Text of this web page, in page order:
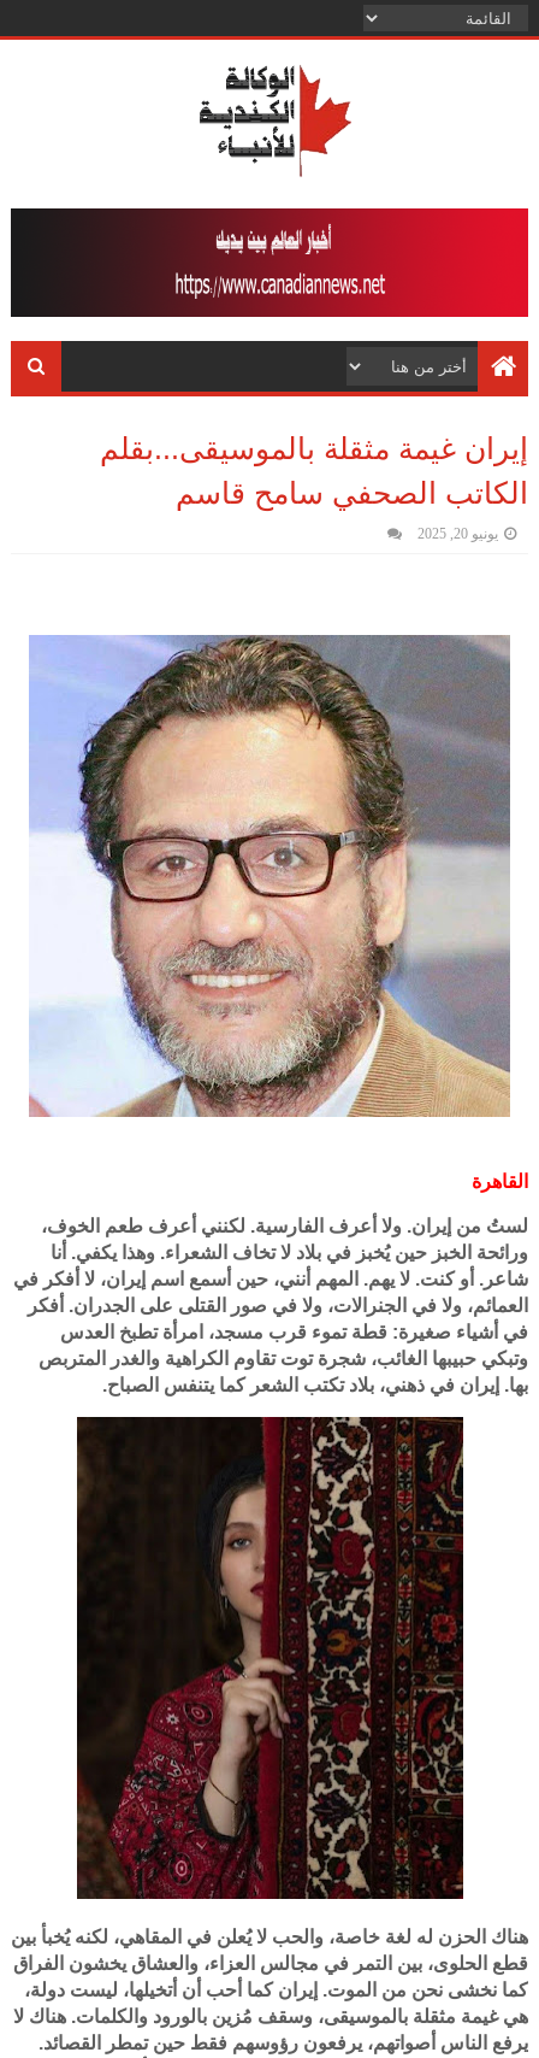
إيران غيمة مثقلة بالموسيقى...بقلم
الكاتب الصحفي سامح قاسم
يونيو 20, 2025
القاهرة
لستُ من إيران. ولا أعرف الفارسية. لكنني أعرف طعم الخوف،
ورائحة الخبز حين يُخبز في بلاد لا تخاف الشعراء. وهذا يكفي. أنا
شاعر. أو كنت. لا يهم. المهم أنني، حين أسمع اسم إيران، لا أفكر في
العمائم، ولا في الجنرالات، ولا في صور القتلى على الجدران. أفكر
في أشياء صغيرة: قطة تموء قرب مسجد، امرأة تطبخ العدس
وتبكي حبيبها الغائب، شجرة توت تقاوم الكراهية والغدر المتربص
بها. إيران في ذهني، بلاد تكتب الشعر كما يتنفس الصباح.
هناك الحزن له لغة خاصة، والحب لا يُعلن في المقاهي، لكنه يُخبأ بين
قطع الحلوى، بين التمر في مجالس العزاء، والعشاق يخشون الفراق
كما نخشى نحن من الموت. إيران كما أحب أن أتخيلها، ليست دولة،
هي غيمة مثقلة بالموسيقى، وسقف مُزين بالورود والكلمات. هناك لا
يرفع الناس أصواتهم، يرفعون رؤوسهم فقط حين تمطر القصائد.